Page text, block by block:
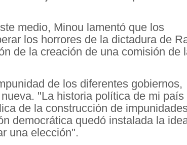
medio, Minou lamentó que los
los horrores de la dictadura de
de la creación de una comisión de
de los diferentes gobiernos,
"La historia política de mi país
de la construcción de
democrática quedó instalada la
una elección".